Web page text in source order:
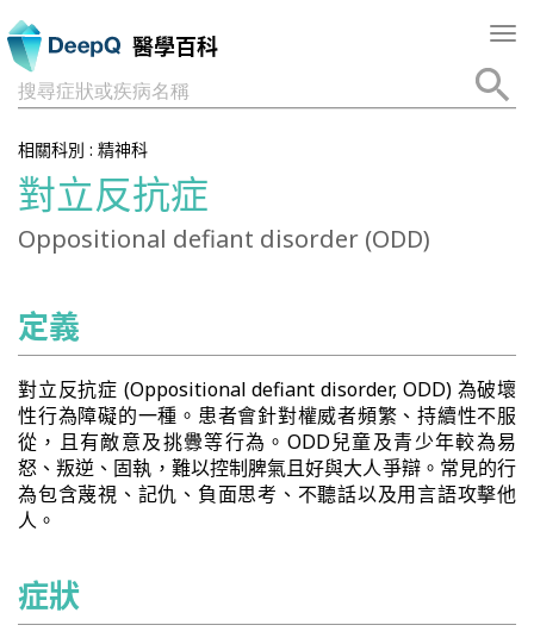
醫學百科
搜尋症狀或疾病名稱
相關科別 : 精神科
對立反抗症
Oppositional defiant disorder (ODD)
定義
對立反抗症 (Oppositional defiant disorder, ODD) 為破壞
性行為障礙的一種。患者會針對權威者頻繁、持續性不服
從，且有敵意及挑釁等行為。ODD兒童及青少年較為易
怒、叛逆、固執，難以控制脾氣且好與大人爭辯。常見的行
為包含蔑視、記仇、負面思考、不聽話以及用言語攻擊他
人。
症狀